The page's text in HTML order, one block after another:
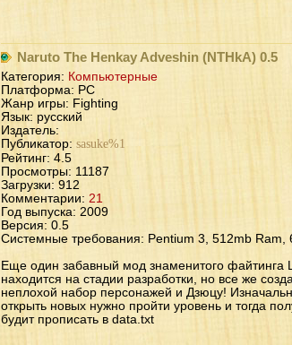
Naruto The Henkay Adveshin (NTHkA) 0.5
Категория: Компьютерные
Платформа: PC
Жанр игры: Fighting
Язык: русский
Издатель:
Публикатор: sasuke%1
Рейтинг: 4.5
Просмотры: 11187
Загрузки: 912
Комментарии: 21
Год выпуска: 2009
Версия: 0.5
Системные требования: Pentium 3, 512mb Ram,
Еще один забавный мод знаменитого файтинга
находится на стадии разработки, но все же
неплохой набор персонажей и Дзюцу!
открыть новых нужно пройти уровень и тогда
будит прописать в data.txt